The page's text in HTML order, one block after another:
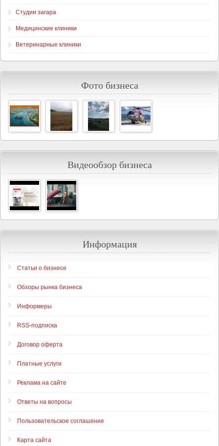
Студии загара
Медицинские клиники
Ветеринарные клиники
Фото бизнеса
Видеообзор бизнеса
Информация
Статьи о бизнесе
Обзоры рынка бизнеса
Информеры
RSS-подписка
Договор оферта
Платные услуги
Реклама на сайте
Ответы на вопросы
Пользовательское соглашение
Карта сайта